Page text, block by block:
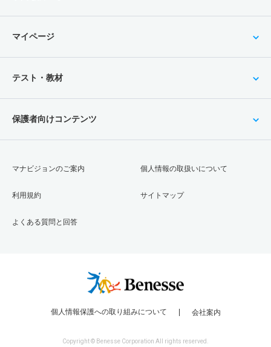
マイページ
テスト・教材
保護者向けコンテンツ
マナビジョンのご案内
利用規約
よくある質問と回答
個人情報の取扱いについて
サイトマップ
個人情報保護への取り組みについて 会社案内
Copyright © Benesse Corporation All rights reserved.